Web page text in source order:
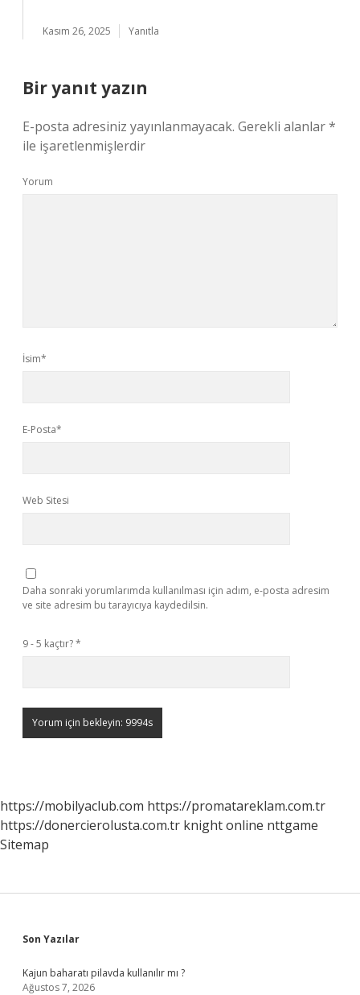
Kasım 26, 2025 Yanıtla
Bir yanıt yazın
E-posta adresiniz yayınlanmayacak. Gerekli alanlar*
ile işaretlenmişlerdir
Yorum
İsim*
E-Posta*
Web Sitesi
Daha sonraki yorumlarımda kullanılması için adım, e-posta adresim
ve site adresim bu tarayıcıya kaydedilsin.
9 - 5 kaçtır?*
https://mobilyaclub.com https://promatareklam.com.tr
https://donercierolusta.com.tr knight online nttgame
Sitemap
Sidebar
Son Yazılar
Kajun baharatı pilavda kullanılır mı ?
Ağustos 7, 2026